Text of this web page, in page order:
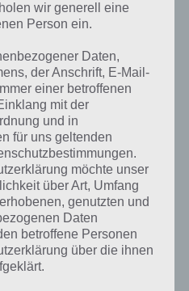
Antworten zum Sachverhalt
Die Lösung ist dabei nach den
Rätsel im gleichen
wir generell eine
Person ein.
Daten,
der Anschrift, E-Mail-
einer betroffenen
mit der
und in
für uns geltenden
möchte unser
über Art, Umfang
genutzten und
Daten
betroffene Personen
über die ihnen